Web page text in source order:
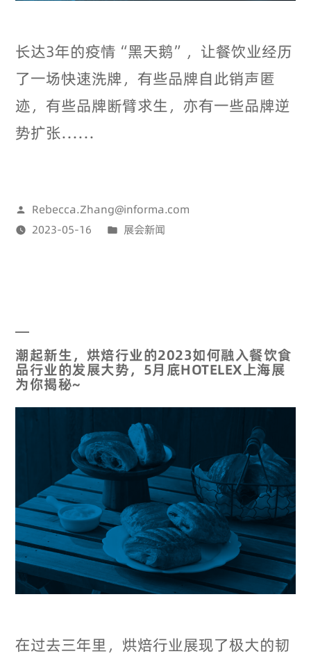
长达3年的疫情“黑天鹅”，让餐饮业经历
了一场快速洗牌，有些品牌自此销声匿
迹，有些品牌断臂求生，亦有一些品牌逆
势扩张……
Rebecca.Zhang@informa.com
2023-05-16
展会新闻
潮起新生，烘焙行业的2023如何融入餐饮食
品行业的发展大势，5月底HOTELEX上海展
为你揭秘~
在过去三年里，烘焙行业展现了极大的韧